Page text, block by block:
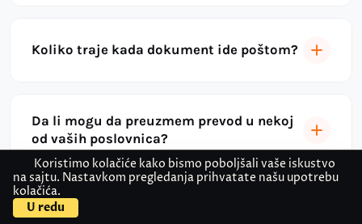
Koliko traje kada dokument ide poštom?
Da li mogu da preuzmem prevod u nekoj
od vaših poslovnica?
Za koje jezike radite prevod sa overom?
Kontaktirajte nas
Koristimo kolačiće kako bismo poboljšali vaše iskustvo
na sajtu. Nastavkom pregledanja prihvatate našu upotrebu
kolačića.
U redu